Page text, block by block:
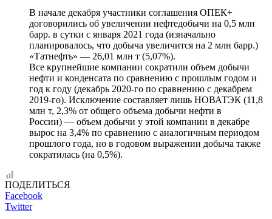
В начале декабря участники соглашения ОПЕК+
договорились об увеличении нефтедобычи на 0,5 млн
барр. в сутки с января 2021 года (изначально
планировалось, что добыча увеличится на 2 млн барр.)
«Татнефть» — 26,01 млн т (5,07%).
Все крупнейшие компании сократили объем добычи
нефти и конденсата по сравнению с прошлым годом и
год к году (декабрь 2020-го по сравнению с декабрем
2019-го). Исключение составляет лишь НОВАТЭК (11,8
млн т, 2,3% от общего объема добычи нефти в
России) — объем добычи у этой компании в декабре
вырос на 3,4% по сравнению с аналогичным периодом
прошлого года, но в годовом выражении добыча также
сократилась (на 0,5%).
ПОДЕЛИТЬСЯ
Facebook
Twitter